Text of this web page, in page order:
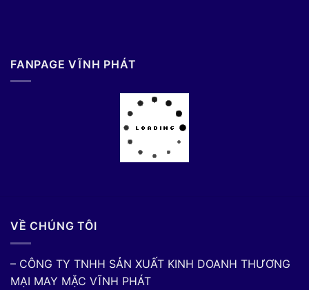
FANPAGE VĨNH PHÁT
VỀ CHÚNG TÔI
– CÔNG TY TNHH SẢN XUẤT KINH DOANH THƯƠNG
MẠI MAY MẶC VĨNH PHÁT